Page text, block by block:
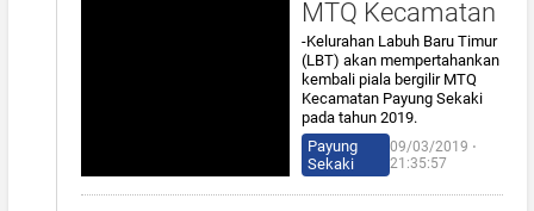
MTQ Kecamatan
-Kelurahan Labuh Baru Timur
(LBT) akan mempertahankan
kembali piala bergilir MTQ
Kecamatan Payung Sekaki
pada tahun 2019.
Payung
Sekaki
09/03/2019 ⋅
21:35:57